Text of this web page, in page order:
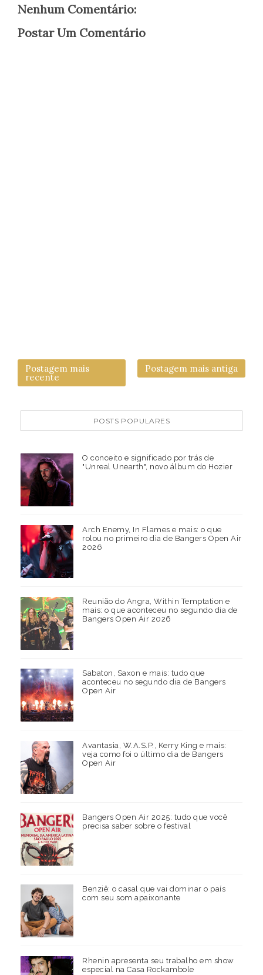
Nenhum Comentário:
Postar Um Comentário
Postagem mais
recente
Postagem mais antiga
POSTS POPULARES
O conceito e significado por trás de
"Unreal Unearth", novo álbum do Hozier
Arch Enemy, In Flames e mais: o que
rolou no primeiro dia de Bangers Open Air
2026
Reunião do Angra, Within Temptation e
mais: o que aconteceu no segundo dia de
Bangers Open Air 2026
Sabaton, Saxon e mais: tudo que
aconteceu no segundo dia de Bangers
Open Air
Avantasia, W.A.S.P., Kerry King e mais:
veja como foi o último dia de Bangers
Open Air
Bangers Open Air 2025: tudo que você
precisa saber sobre o festival
Benziê: o casal que vai dominar o país
com seu som apaixonante
Rhenin apresenta seu trabalho em show
especial na Casa Rockambole